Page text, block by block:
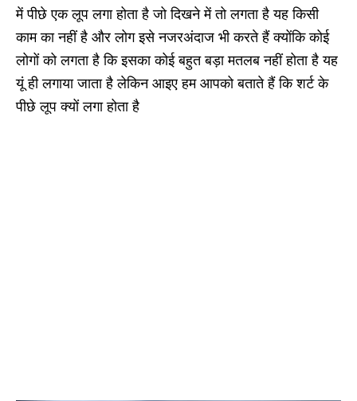
में पीछे एक लूप लगा होता है जो दिखने में तो लगता है यह किसी
काम का नहीं है और लोग इसे नजरअंदाज भी करते हैं क्योंकि कोई
लोगों को लगता है कि इसका कोई बहुत बड़ा मतलब नहीं होता है यह
यूं ही लगाया जाता है लेकिन आइए हम आपको बताते हैं कि शर्ट के
पीछे लूप क्यों लगा होता है